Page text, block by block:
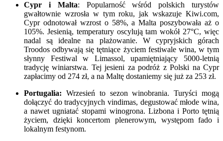
Cypr i Malta: Popularność wśród polskich turystów
gwałtownie wzrosła w tym roku, jak wskazuje Kiwi.com,
Cypr odnotował wzrost o 58%, a Malta poszybowała aż o
105%. Jesienią, temperatury oscylują tam wokół 27°C, więc
nadal są idealne na plażowanie. W cypryjskich górach
Troodos odbywają się tętniące życiem festiwale wina, w tym
słynny Festiwal w Limassol, upamiętniający 5000-letnią
tradycję winiarstwa. Tej jesieni za podróż z Polski na Cypr
zapłacimy od 274 zł, a na Maltę dostaniemy się już za 253 zł.
Portugalia: Wrzesień to sezon winobrania. Turyści mogą
dołączyć do tradycyjnych vindimas, degustować młode wina,
a nawet ugniatać stopami winogrona. Lizbona i Porto tętnią
życiem, dzięki koncertom plenerowym, występom fado i
lokalnym festynom.